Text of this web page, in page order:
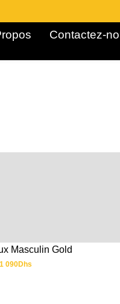
Contactez-
Masculin Gold
1 090Dhs